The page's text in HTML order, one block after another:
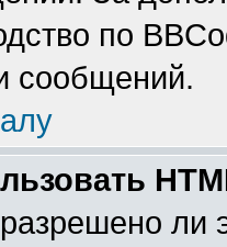
по
сообщений.
разрешено